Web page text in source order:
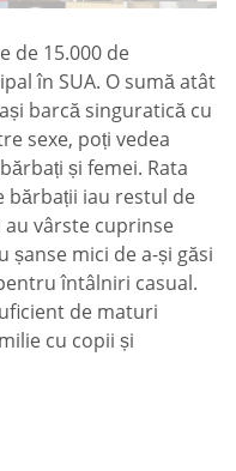
de 15.000 de
în SUA. O sumă atât
barcă singuratică cu
sexe, poți vedea
și femei. Rata
bărbații iau restul de
vârste cuprinse
șanse mici de a-și găsi
întâlniri casual.
de maturi
cu copii și